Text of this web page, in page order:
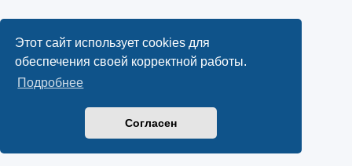
Этот сайт использует cookies для
обеспечения своей корректной работы.
Подробнее
Согласен